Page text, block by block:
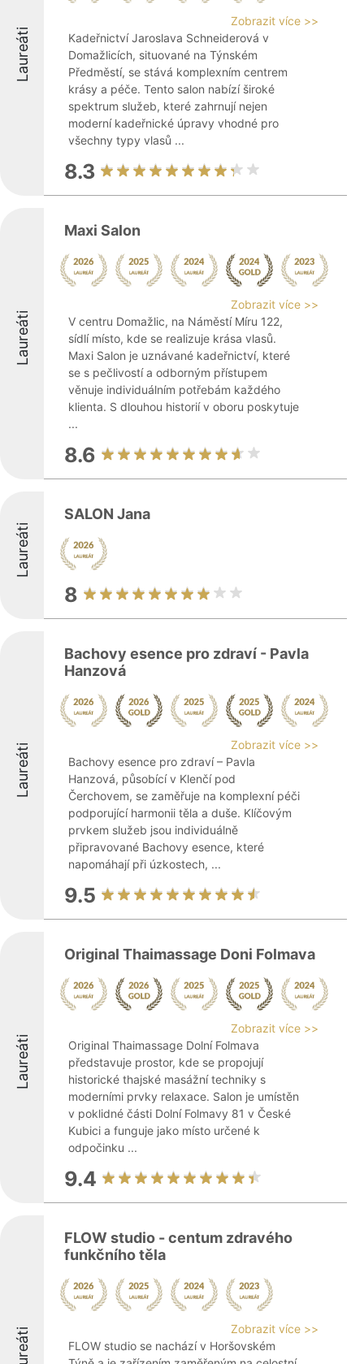
Laureáti
Zobrazit více >>
Kadeřnictví Jaroslava Schneiderová v
Domažlicích, situované na Týnském
Předměstí, se stává komplexním centrem
krásy a péče. Tento salon nabízí široké
spektrum služeb, které zahrnují nejen
moderní kadeřnické úpravy vhodné pro
všechny typy vlasů ...
8.3
Laureáti
Maxi Salon
Zobrazit více >>
V centru Domažlic, na Náměstí Míru 122,
sídlí místo, kde se realizuje krása vlasů.
Maxi Salon je uznávané kadeřnictví, které
se s pečlivostí a odborným přístupem
věnuje individuálním potřebám každého
klienta. S dlouhou historií v oboru poskytuje
...
8.6
Laureáti
SALON Jana
8
Laureáti
Bachovy esence pro zdraví - Pavla
Hanzová
Zobrazit více >>
Bachovy esence pro zdraví – Pavla
Hanzová, působící v Klenčí pod
Čerchovem, se zaměřuje na komplexní péči
podporující harmonii těla a duše. Klíčovým
prvkem služeb jsou individuálně
připravované Bachovy esence, které
napomáhají při úzkostech, ...
9.5
Laureáti
Original Thaimassage Doni Folmava
Zobrazit více >>
Original Thaimassage Dolní Folmava
představuje prostor, kde se propojují
historické thajské masážní techniky s
moderními prvky relaxace. Salon je umístěn
v poklidné části Dolní Folmavy 81 v České
Kubici a funguje jako místo určené k
odpočinku ...
9.4
FLOW studio - centum zdravého
funkčního těla
Zobrazit více >>
FLOW studio se nachází v Horšovském